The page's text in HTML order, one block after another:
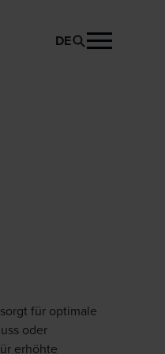
DE
für optimale
oder
erhöhte